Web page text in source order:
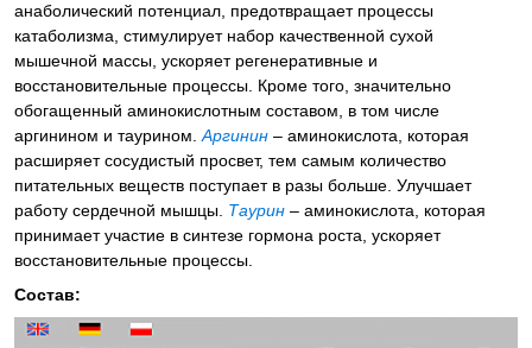
анаболический потенциал, предотвращает процессы
катаболизма, стимулирует набор качественной сухой
мышечной массы, ускоряет регенеративные и
восстановительные процессы. Кроме того, значительно
обогащенный аминокислотным составом, в том числе
аргинином и таурином.Аргинин – аминокислота, которая
расширяет сосудистый просвет, тем самым количество
питательных веществ поступает в разы больше. Улучшает
работу сердечной мышцы. Таурин – аминокислота, которая
принимает участие в синтезе гормона роста, ускоряет
восстановительные процессы.
Состав: